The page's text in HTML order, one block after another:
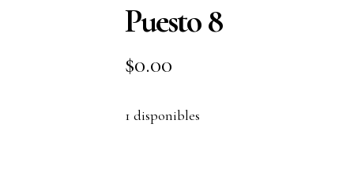
Puesto 8
$0.00
1 disponibles